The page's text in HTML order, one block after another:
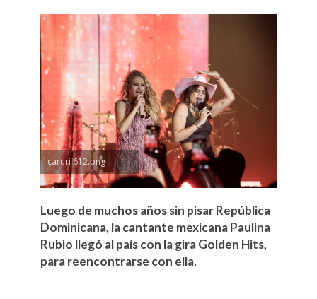
caruri 612.png
Luego de muchos años sin pisar República
Dominicana, la cantante mexicana Paulina
Rubio llegó al país con la gira Golden Hits,
para reencontrarse con ella.